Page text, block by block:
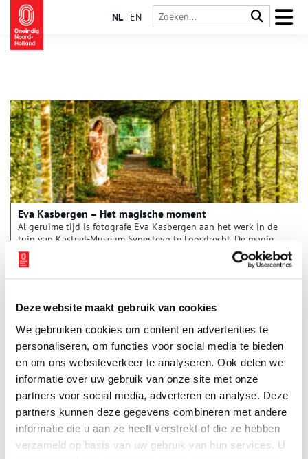
Deze website maakt gebruik van cookies
We gebruiken cookies om content en advertenties te
personaliseren, om functies voor social media te bieden
en om ons websiteverkeer te analyseren. Ook delen we
informatie over uw gebruik van onze site met onze
partners voor social media, adverteren en analyse. Deze
partners kunnen deze gegevens combineren met andere
informatie die u aan ze heeft verstrekt of die ze hebben
verzameld op basis van uw gebruik van hun services. U
NL EN
Eva Kasbergen – Het magische moment
Al geruime tijd is fotografe Eva Kasbergen aan het werk in de
tuin van Kasteel-Museum Sypesteyn te Loosdrecht. De magie
van de tuin inspireert haar, een tuin waarin de tijd even
stilstaat. Rust en toch steeds in beweging. Een tuin die altijd
lijkt te ritselen, een zucht van wind, dwarrelende bladeren, de
glimp van de magie probeert te vangen.
De tuin van Kasteel Sypesteyn
Stel je voor dat de Jonkheer van Sypesteyn (1857 – 1937) uit
de dood zou herrijzen. Hij ziet dan dat zijn tuin nog nagenoeg